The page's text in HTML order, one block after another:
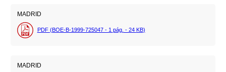
MADRID
PDF (BOE-B-1999-725047 - 1 pág. - 24 KB)
MADRID